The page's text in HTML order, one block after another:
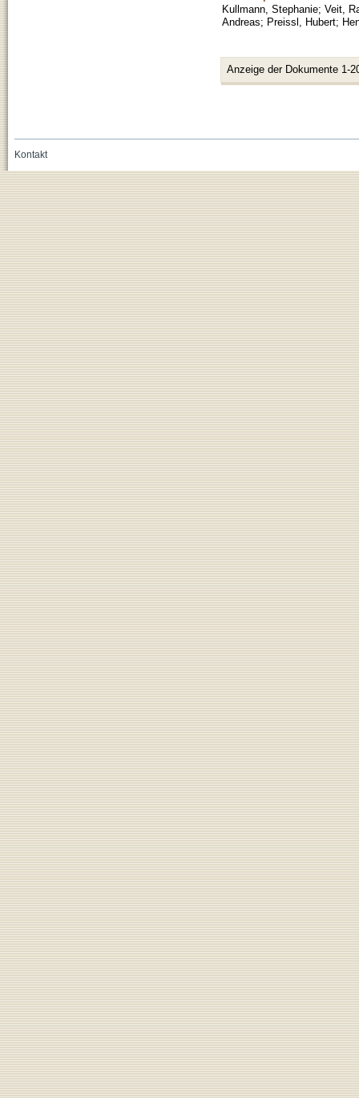
Kullmann, Stephanie; Veit,
Andreas; Preissl, Hubert;
Anzeige der Dokumente 1-
Kontakt